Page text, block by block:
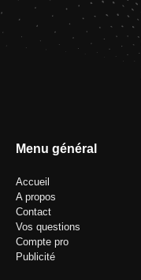
Menu général
Accueil
A propos
Contact
Vos questions
Compte pro
Publicité